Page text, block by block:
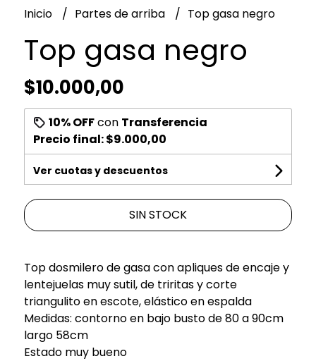
Inicio Partes de arriba Top gasa negro
Top gasa negro
$10.000,00
10% OFFcon Transferencia
Precio final:$9.000,00
Ver cuotas y descuentos
SIN STOCK
Top dosmilero de gasa con apliques de encaje y
lentejuelas muy sutil, de triritas y corte
triangulito en escote, elástico en espalda
Medidas: contorno en bajo busto de 80 a 90cm
largo 58cm
Estado muy bueno